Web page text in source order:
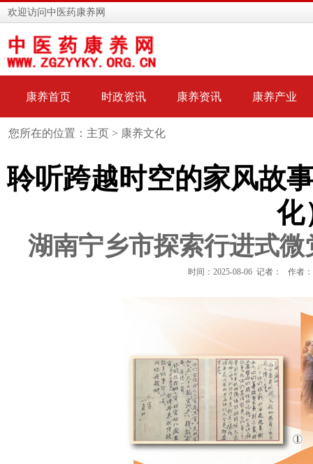
欢迎访问中医药康养网
康养首页 时政资讯 康养资讯 康养产业
您所在的位置：主页 > 康养文化
聆听跨越时空的家风故
化
湖南宁乡市探索行进式
时间：2025-08-06 记者： 作者